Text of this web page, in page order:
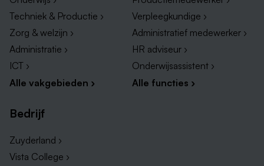
Techniek & Productie ›
Zorg & welzijn ›
Administratie ›
ICT ›
Alle vakgebieden ›
Verpleegkundige ›
Administratief medewerker ›
HR adviseur ›
Onderwijsassistent ›
Alle functies ›
Bedrijf
Zuyderland ›
Vista College ›